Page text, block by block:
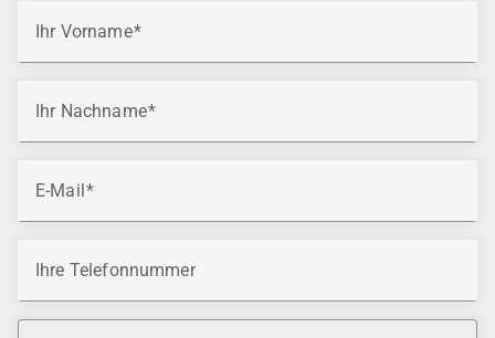
Ihr Vorname
Ihr Nachname
E-Mail
Ihre Telefonnummer